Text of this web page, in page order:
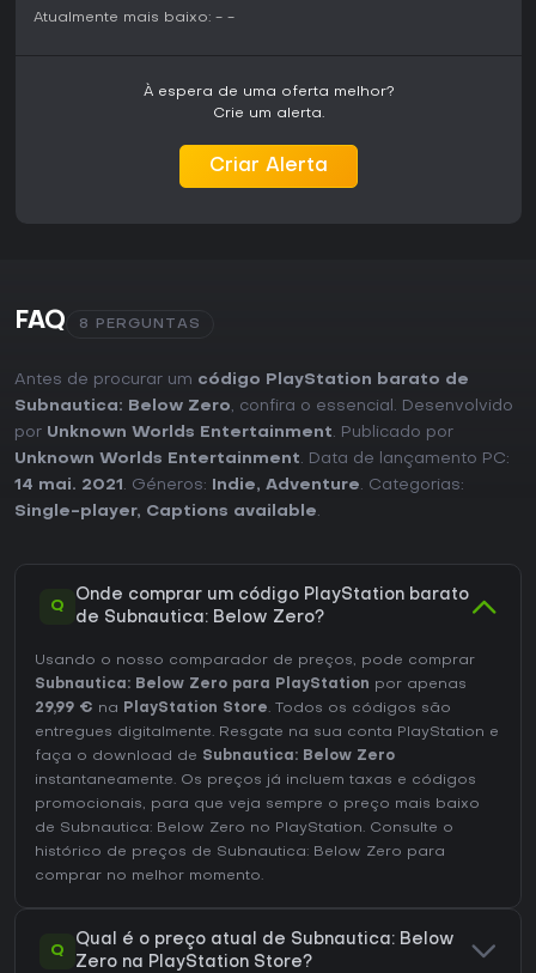
em ambientes misteriosos sem elementos competitivos, é
Atualmente mais baixo: - -
À espera de uma oferta melhor?
Crie um alerta.
Criar Alerta
FAQ 8 PERGUNTAS
Antes de procurar um código PlayStation barato de
Subnautica: Below Zero, confira o essencial. Desenvolvido
por Unknown Worlds Entertainment. Publicado por
Unknown Worlds Entertainment. Data de lançamento PC:
14 mai. 2021 . Géneros: Indie, Adventure. Categorias:
Single-player, Captions available.
Q
Onde comprar um código PlayStation barato
de Subnautica: Below Zero?
Usando o nosso comparador de preços, pode comprar
Subnautica: Below Zero para PlayStation por apenas
29,99 € na PlayStation Store. Todos os códigos são
entregues digitalmente. Resgate na sua conta PlayStation e
faça o download de Subnautica: Below Zero
instantaneamente. Os preços já incluem taxas e códigos
promocionais, para que veja sempre o preço mais baixo
de Subnautica: Below Zero no PlayStation. Consulte o
histórico de preços de Subnautica: Below Zero para
comprar no melhor momento.
Q
Qual é o preço atual de Subnautica: Below
Zero na PlayStation Store?